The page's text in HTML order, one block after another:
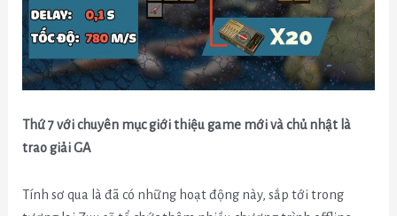
Thứ 7 với chuyên mục giới thiệu game mới và chủ nhật là
trao giải GA
Tính sơ qua là đã có những hoạt động này, sắp tới trong